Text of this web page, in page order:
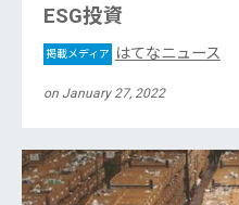
ESG投資
掲載メディア はてなニュース
on January 27, 2022